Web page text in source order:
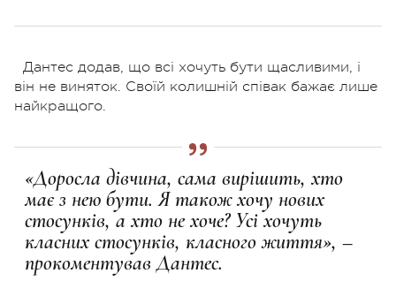
Дантес додав, що всі хочуть бути щасливими, і
він не виняток. Своїй колишній співак бажає лише
найкращого.
«Доросла дівчина, сама вирішить, хто
має з нею бути. Я також хочу нових
стосунків, а хто не хоче? Усі хочуть
класних стосунків, класного життя», –
прокоментував Дантес.